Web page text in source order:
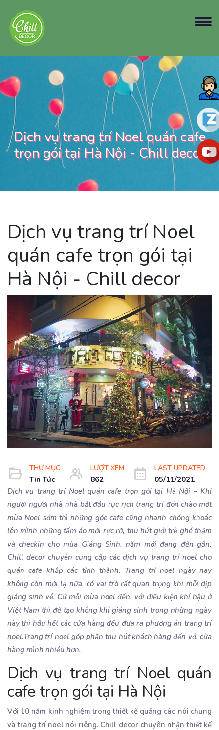
Dịch vụ trang trí Noel quán cafe
trọn gói tại Hà Nội - Chill decor
Dịch vụ trang trí Noel
quán cafe trọn gói tại
Hà Nội - Chill decor
THƯ MỤC
Tin Tức
LƯỢT XEM
862
LAST UPDATED
05/11/2021
Dịch vụ trang trí Noel quán cafe trọn gói tại Hà Nội – Khi
người người nhà nhà bắt đầu rục rịch trang trí đón chào một
mùa Noel sớm thì những góc cafe cũng nhanh chóng khoác
lên mình những tấm áo mới rực rỡ, thu hút giới trẻ ghé thăm
và checkin cho mùa Giáng Sinh, năm mới đang đến gần.
Chill decor chuyên cung cấp các dịch vụ trang trí noel cho
quán cafe khắp các tỉnh thành. Trang trí noel ngày nay
không còn mới lạ nữa, có vai trò rất quan trọng khi mỗi dịp
giáng sinh về. Cứ mỗi mùa noel đến, với điều kiện khí hậu ở
Việt Nam thì để tạo không khí giáng sinh trong những ngày
này thì hầu hết các cửa hàng đều đưa ra phương án trang trí
noel.Trang trí noel góp phần thu hút khách hàng đến với cửa
hàng mình nhiều hơn.
Dịch vụ trang trí Noel quán
cafe trọn gói tại Hà Nội
Với 10 năm kinh nghiệm trong thiết kế quảng cáo nói chung
và trang trí noel nói riêng. Chill decor chuyên nhận thiết kế